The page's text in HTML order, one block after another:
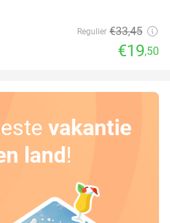
Regulier €33,45
€19,50
vakantie
land!